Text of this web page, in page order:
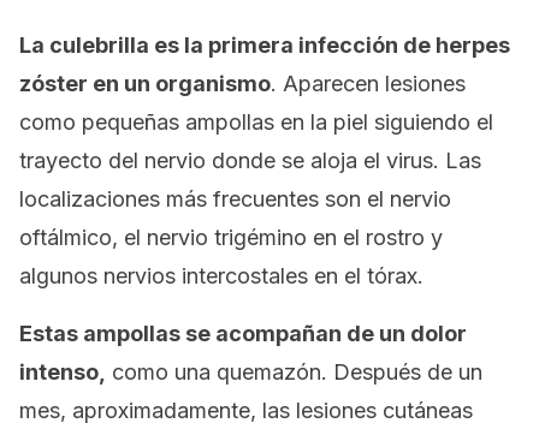
La culebrilla es la primera infección de herpes
zóster en un organismo. Aparecen lesiones
como pequeñas ampollas en la piel siguiendo el
trayecto del nervio donde se aloja el virus. Las
localizaciones más frecuentes son el nervio
oftálmico, el nervio trigémino en el rostro y
algunos nervios intercostales en el tórax.
Estas ampollas se acompañan de un dolor
intenso, como una quemazón. Después de un
mes, aproximadamente, las lesiones cutáneas